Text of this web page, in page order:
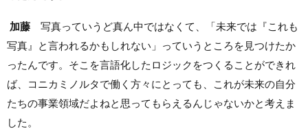
加藤 写真っていうど真ん中ではなくて、「未来では『これも
写真』と言われるかもしれない」っていうところを見つけたか
ったんです。そこを言語化したロジックをつくることができれ
ば、コニカミノルタで働く方々にとっても、これが未来の自分
たちの事業領域だよねと思ってもらえるんじゃないかと考えま
した。